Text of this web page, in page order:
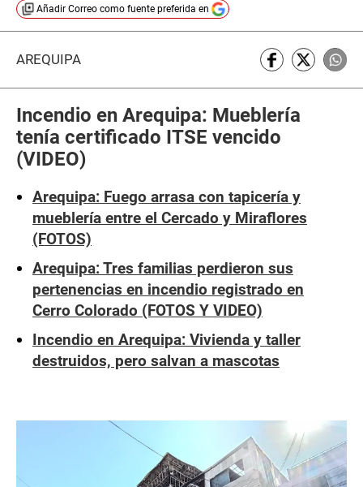
Añadir Correo como fuente preferida en
AREQUIPA
Incendio en Arequipa: Mueblería
tenía certificado ITSE vencido
(VIDEO)
Arequipa: Fuego arrasa con tapicería y
mueblería entre el Cercado y Miraflores
(FOTOS)
Arequipa: Tres familias perdieron sus
pertenencias en incendio registrado en
Cerro Colorado (FOTOS Y VIDEO)
Incendio en Arequipa: Vivienda y taller
destruidos, pero salvan a mascotas